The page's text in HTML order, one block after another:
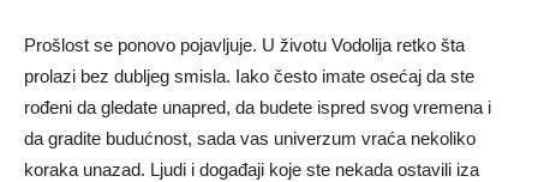
Prošlost se ponovo pojavljuje. U životu Vodolija retko šta
prolazi bez dubljeg smisla. Iako često imate osećaj da ste
rođeni da gledate unapred, da budete ispred svog vremena i
da gradite budućnost, sada vas univerzum vraća nekoliko
koraka unazad. Ljudi i događaji koje ste nekada ostavili iza